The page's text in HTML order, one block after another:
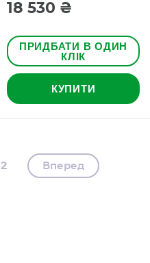
18 530 ₴
ПРИДБАТИ В ОДИН
КЛІК
КУПИТИ
2 Вперед